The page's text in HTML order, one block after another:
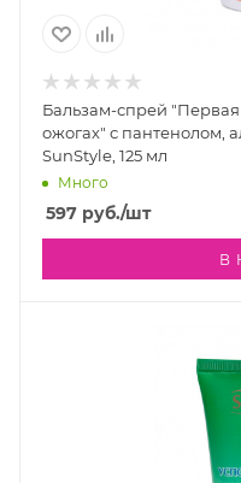
Бальзам-спрей
ожогах" с пантенолом,
SunStyle, 125 мл
Много
597 руб./шт
В